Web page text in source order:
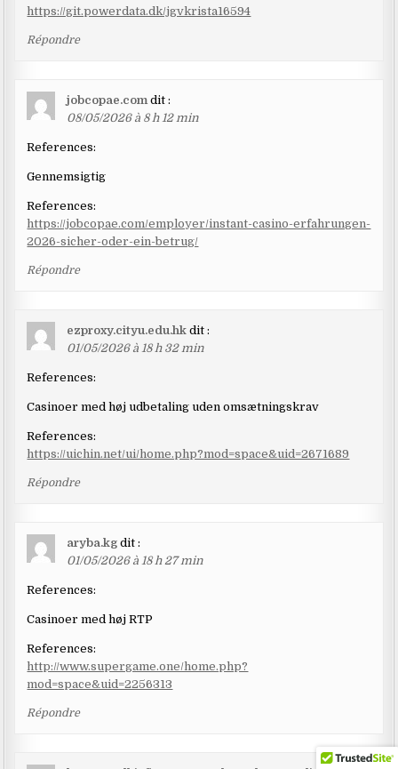
https://git.powerdata.dk/jgvkrista16594
Répondre
jobcopae.com dit :
08/05/2026 à 8 h 12 min
References:
Gennemsigtig
References:
https://jobcopae.com/employer/instant-casino-erfahrungen-
2026-sicher-oder-ein-betrug/
Répondre
ezproxy.cityu.edu.hk dit :
01/05/2026 à 18 h 32 min
References:
Casinoer med høj udbetaling uden omsætningskrav
References:
https://uichin.net/ui/home.php?mod=space&uid=2671689
Répondre
aryba.kg dit :
01/05/2026 à 18 h 27 min
References:
Casinoer med høj RTP
References:
http://www.supergame.one/home.php?
mod=space&uid=2256313
Répondre